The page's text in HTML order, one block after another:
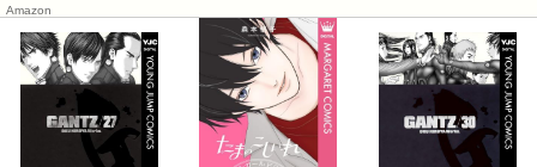
Amazon